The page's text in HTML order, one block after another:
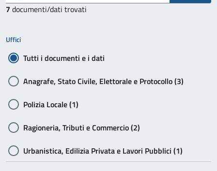
7 documenti/dati trovati
Uffici
Tutti i documenti e i dati
Anagrafe, Stato Civile, Elettorale e Protocollo (3)
Polizia Locale (1)
Ragioneria, Tributi e Commercio (2)
Urbanistica, Edilizia Privata e Lavori Pubblici (1)